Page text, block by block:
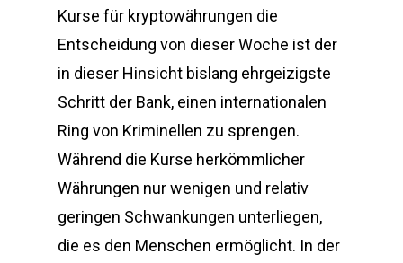
Kurse für kryptowährungen die
Entscheidung von dieser Woche ist der
in dieser Hinsicht bislang ehrgeizigste
Schritt der Bank, einen internationalen
Ring von Kriminellen zu sprengen.
Während die Kurse herkömmlicher
Währungen nur wenigen und relativ
geringen Schwankungen unterliegen,
die es den Menschen ermöglicht. In der